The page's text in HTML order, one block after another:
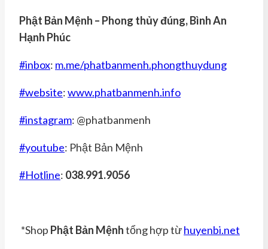
Phật Bản Mệnh – Phong thủy đúng, Bình An
Hạnh Phúc
#inbox: m.me/phatbanmenh.phongthuydung
#website:www.phatbanmenh.info
#instagram: @phatbanmenh
#youtube: Phật Bản Mệnh
#Hotline: 038.991.9056
*Shop Phật Bản Mệnhtổng hợp từhuyenbi.net